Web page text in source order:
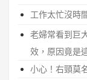
工作太忙沒時
老婦常看到巨
效，原因竟是
小心！右頸莫